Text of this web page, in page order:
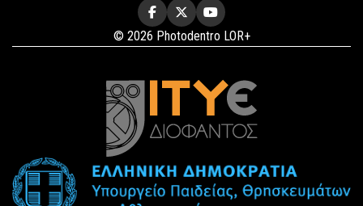
© 2026 Photodentro LOR+